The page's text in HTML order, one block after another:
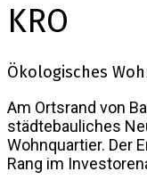
KRO
Ökologisches
Am Ortsrand von
städtebauliches
Wohnquartier. Der
Rang im